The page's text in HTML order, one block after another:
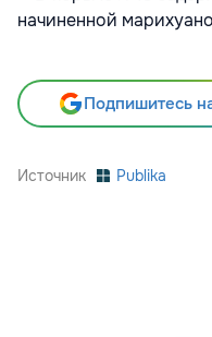
Подпишитесь
Источник Publika